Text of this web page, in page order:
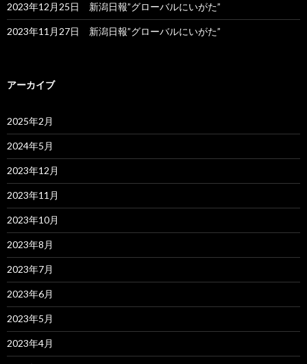
2023年12月25日 新潟日報”グローバルにいがた”
2023年11月27日 新潟日報”グローバルにいがた”
アーカイブ
2025年2月
2024年5月
2023年12月
2023年11月
2023年10月
2023年8月
2023年7月
2023年6月
2023年5月
2023年4月